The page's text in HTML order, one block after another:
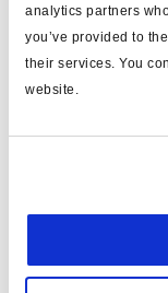
analytics partners
you’ve provided to
their services. You
website.
tipo
Vea todas las